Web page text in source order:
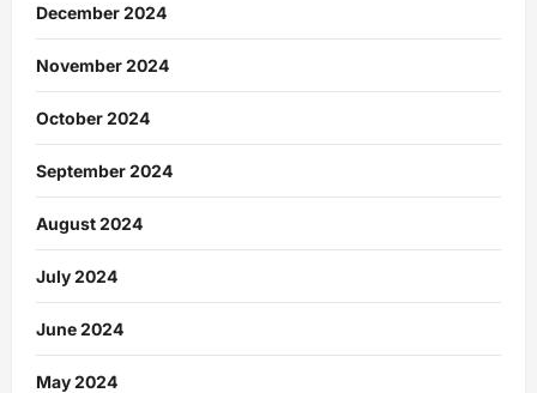
December 2024
November 2024
October 2024
September 2024
August 2024
July 2024
June 2024
May 2024